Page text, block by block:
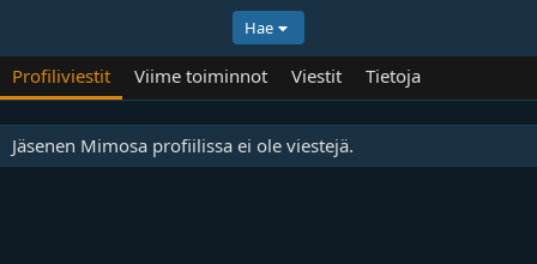
Hae
Profiliviestit Viime toiminnot Viestit Tietoja
Jäsenen Mimosa profiilissa ei ole viestejä.